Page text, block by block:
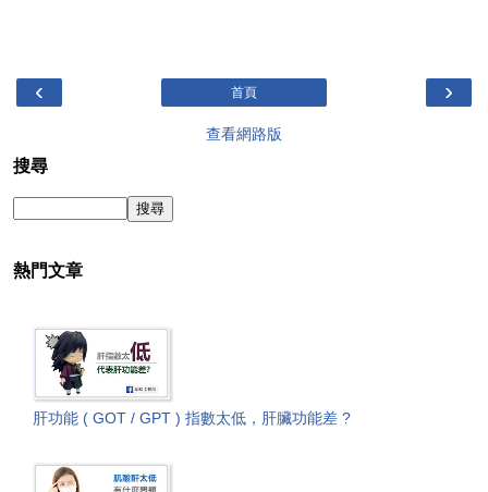
‹ ›
首頁
查看網路版
搜尋
熱門文章
肝功能 ( GOT / GPT ) 指數太低，肝臟功能差 ?